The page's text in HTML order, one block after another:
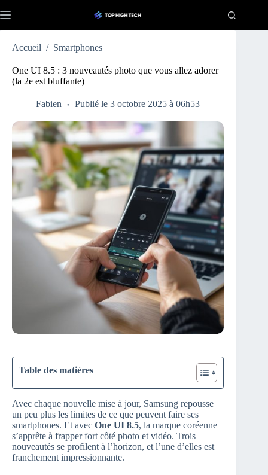
au
Accueil / Smartphones
One UI 8.5 : 3 nouveautés photo que vous allez adorer
(la 2e est bluffante)
Fabien Publié le 3 octobre 2025 à 06h53
Table des matières
Avec chaque nouvelle mise à jour, Samsung repousse
un peu plus les limites de ce que peuvent faire ses
smartphones. Et avec One UI 8.5, la marque coréenne
s’apprête à frapper fort côté photo et vidéo. Trois
nouveautés se profilent à l’horizon, et l’une d’elles est
franchement impressionnante.